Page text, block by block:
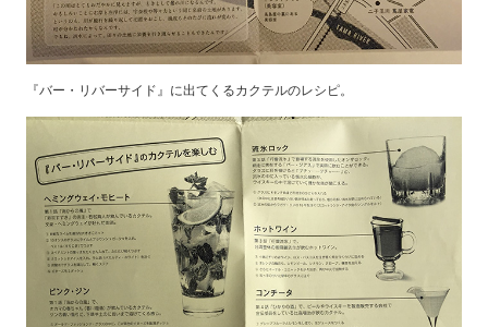
『バー・リバーサイド』に出てくるカクテルのレシピ。